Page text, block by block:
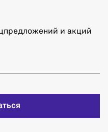
и акций